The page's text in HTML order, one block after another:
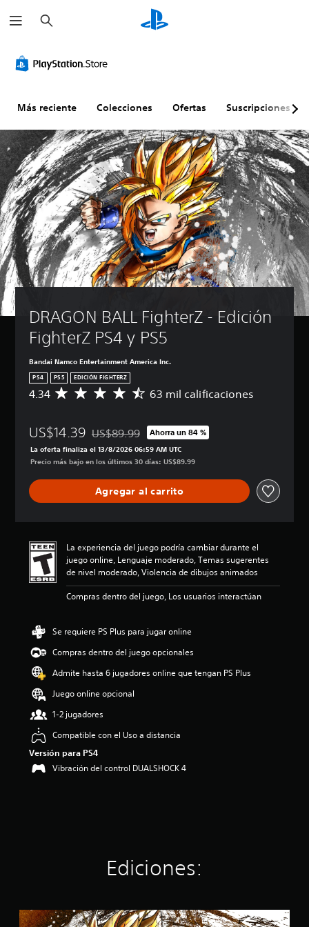
u
s
r
Más reciente Colecciones Ofertas Suscripciones
DRAGON BALL FighterZ - Edición
FighterZ PS4 y PS5
Bandai Namco Entertainment America Inc.
PS4 PS5 EDICIÓN FIGHTERZ
C
i
a
c
p
r
m
o
4
3
4
s
r
e
s
4.34 63 mil calificaciones
US$14.39 Rebajado del precio original de US$89.99
US$89.99 Ahorra un 84 %
La oferta finaliza el 13/8/2026 06:59 AM UTC
Precio más bajo en los últimos 30 días: US$89.99
Agregar al carrito
La experiencia del juego podría cambiar durante el
juego online, Lenguaje moderado, Temas sugerentes
de nivel moderado, Violencia de dibujos animados
Compras dentro del juego, Los usuarios interactúan
Se requiere PS Plus para jugar online
Compras dentro del juego opcionales
Admite hasta 6 jugadores online que tengan PS Plus
Juego online opcional
1-2 jugadores
Compatible con el Uso a distancia
Versión para PS4
Vibración del control DUALSHOCK 4
Ediciones:
D